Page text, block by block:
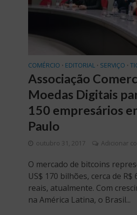
COMÉRCIO • EDITORIAL • SERVIÇO •
Associação
Moedas Digitais
150 empresários
Paulo
outubro 31, 2017 Adicionar
O mercado de bitcoins
US$ 170 bilhões, cerca de R$
reais, atualmente. Com
na América Latina, o Brasil...